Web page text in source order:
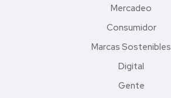
Mercadeo
Consumidor
Marcas Sostenibles
Digital
Gente